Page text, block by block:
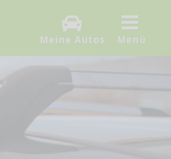
Menü
Meine Autos